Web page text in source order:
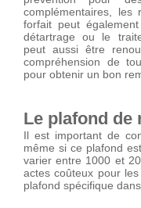
complémentaires, les
forfait peut
détartrage ou le
peut aussi être
compréhension de
pour obtenir un bon
Le plafond de
Il est important de
même si ce plafond
varier entre 1000 et
actes coûteux pour
plafond spécifique